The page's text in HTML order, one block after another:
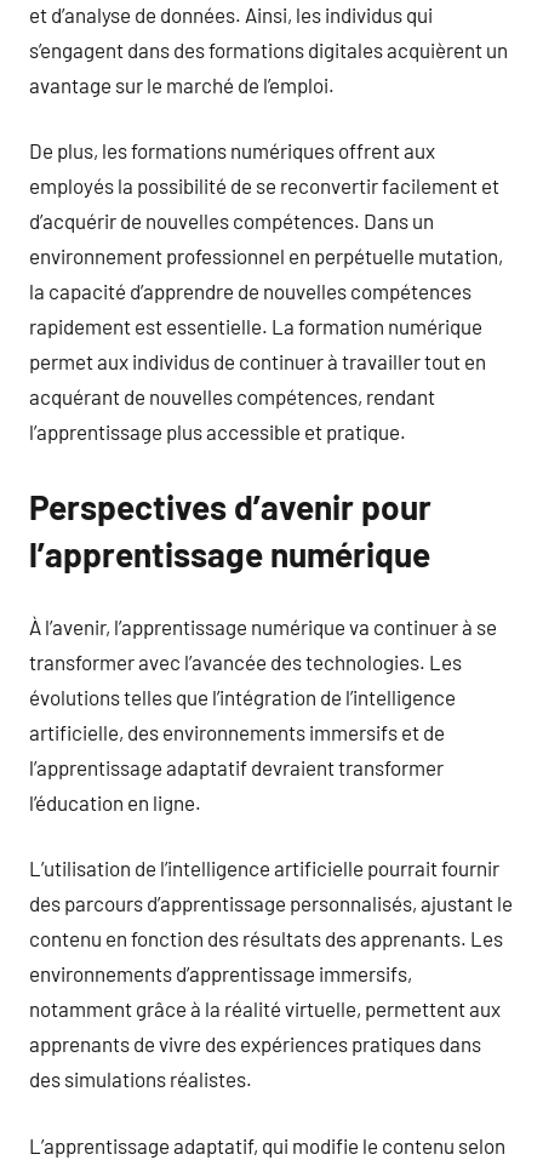
et d’analyse de données. Ainsi, les individus qui
s’engagent dans des formations digitales acquièrent un
avantage sur le marché de l’emploi.
De plus, les formations numériques offrent aux
employés la possibilité de se reconvertir facilement et
d’acquérir de nouvelles compétences. Dans un
environnement professionnel en perpétuelle mutation,
la capacité d’apprendre de nouvelles compétences
rapidement est essentielle. La formation numérique
permet aux individus de continuer à travailler tout en
acquérant de nouvelles compétences, rendant
l’apprentissage plus accessible et pratique.
Perspectives d’avenir pour
l’apprentissage numérique
À l’avenir, l’apprentissage numérique va continuer à se
transformer avec l’avancée des technologies. Les
évolutions telles que l’intégration de l’intelligence
artificielle, des environnements immersifs et de
l’apprentissage adaptatif devraient transformer
l’éducation en ligne.
L’utilisation de l’intelligence artificielle pourrait fournir
des parcours d’apprentissage personnalisés, ajustant le
contenu en fonction des résultats des apprenants. Les
environnements d’apprentissage immersifs,
notamment grâce à la réalité virtuelle, permettent aux
apprenants de vivre des expériences pratiques dans
des simulations réalistes.
L’apprentissage adaptatif, qui modifie le contenu selon